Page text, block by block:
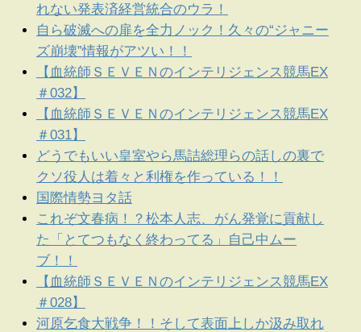
れない発表済経営統合のウラ！
自ら破滅への扉を全力ノック！久々の“ジャニー
ズ崩壊”情報がアツい！！
【血統師ＳＥＶＥＮのインテリジェンス競馬EX
＃032】
【血統師ＳＥＶＥＮのインテリジェンス競馬EX
＃031】
どうでもいい皇室やら馬詰総理らの話しの裏で
クソ役人は着々と利権を作っている！！
国際情勢ヨタ話
これぞ文春病！？松本人志、がん発覚に貢献し
た「とてつもなく終わってる」自己中ムー
ブ！！
【血統師ＳＥＶＥＮのインテリジェンス競馬EX
＃028】
河原乞食大戦争！！そして表面上しか汲み取れ